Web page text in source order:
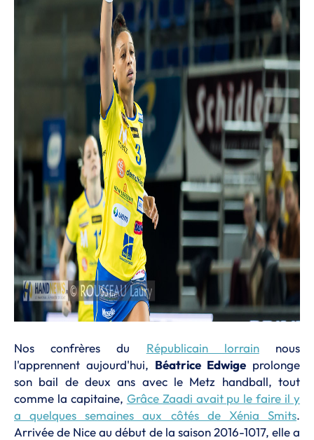
Nos confrères du Républicain lorrainnous
l'apprennent aujourd'hui, Béatrice Edwige prolonge
son bail de deux ans avec le Metz handball, tout
comme la capitaine, Grâce Zaadi avait pu le faire il y
a quelques semaines aux côtés de Xénia Smits.
Arrivée de Nice au début de la saison 2016-1017, elle a